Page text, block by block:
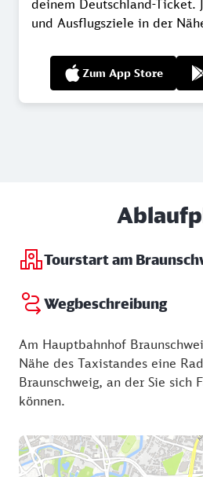
deinem Deutschland-Ticket.
und Ausflugsziele in der
Zum App Store
Tourstart am
Wegbeschreibung
Am Hauptbahnhof
Nähe des Taxistandes eine
Braunschweig, an der Sie sich
können.